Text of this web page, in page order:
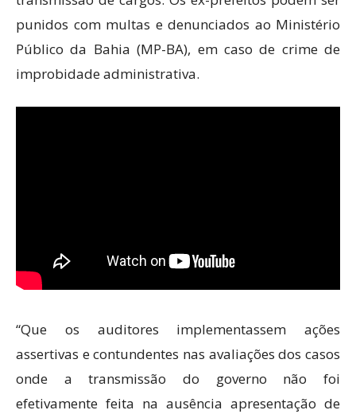
punidos com multas e denunciados ao Ministério
Público da Bahia (MP-BA), em caso de crime de
improbidade administrativa.
“Que os auditores implementassem ações
assertivas e contundentes nas avaliações dos casos
onde a transmissão do governo não foi
efetivamente feita na ausência apresentação de